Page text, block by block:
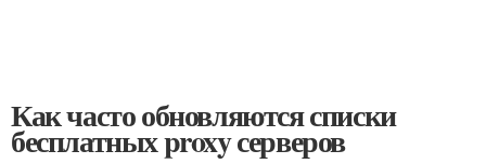
Как часто обновляются списки
бесплатных proxy серверов